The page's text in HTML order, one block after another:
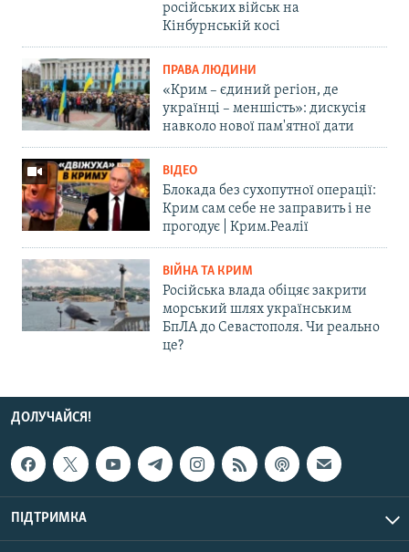
російських військ на
Кінбурнській косі
ПРАВА ЛЮДИНИ
«Крим – єдиний регіон, де
українці – меншість»: дискусія
навколо нової пам'ятної дати
ВІДЕО
Блокада без сухопутної операції:
Крим сам себе не заправить і не
прогодує | Крим.Реалії
ВІЙНА ТА КРИМ
Російська влада обіцяє закрити
морський шлях українським
БпЛА до Севастополя. Чи реально
це?
ДОЛУЧАЙСЯ!
ПІДТРИМКА